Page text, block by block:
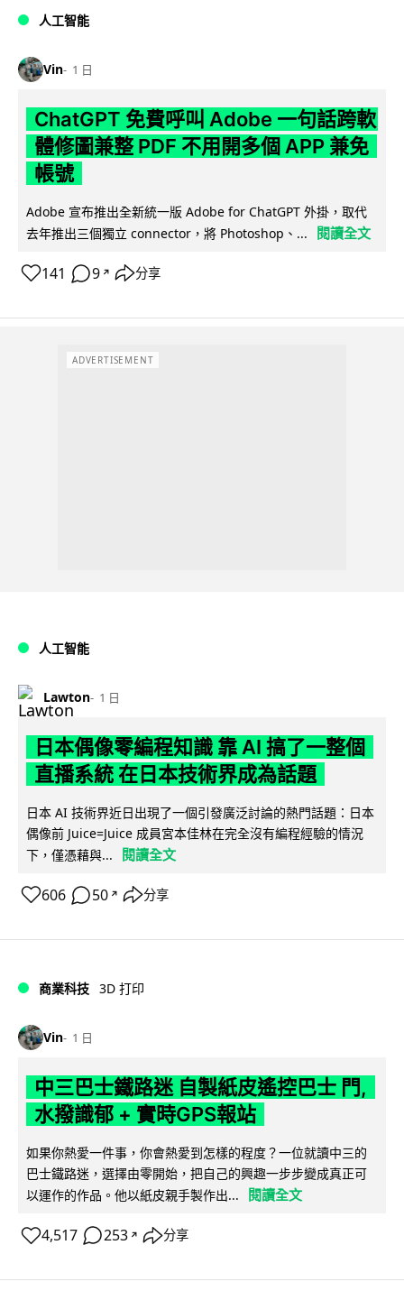
人工智能
Vin 1 日
ChatGPT 免費呼叫 Adobe 一句話跨軟
體修圖兼整 PDF 不用開多個 APP 兼免
帳號
Adobe 宣布推出全新統一版 Adobe for ChatGPT 外掛，取代
去年推出三個獨立 connector，將 Photoshop、...
閱讀全文
141 9 ↗ 分享
ADVERTISEMENT
人工智能
Lawton 1 日
日本偶像零編程知識 靠 AI 搞了一整個
直播系統 在日本技術界成為話題
日本 AI 技術界近日出現了一個引發廣泛討論的熱門話題：日本
偶像前 Juice=Juice 成員宮本佳林在完全沒有編程經驗的情況
下，僅憑藉與...
閱讀全文
606 50 ↗ 分享
商業科技 3D 打印
Vin 1 日
中三巴士鐵路迷 自製紙皮遙控巴士 門,
水撥識郁 + 實時GPS報站
如果你熱愛一件事，你會熱愛到怎樣的程度？一位就讀中三的
巴士鐵路迷，選擇由零開始，把自己的興趣一步步變成真正可
以運作的作品。他以紙皮親手製作出...
閱讀全文
4,517 253 ↗ 分享